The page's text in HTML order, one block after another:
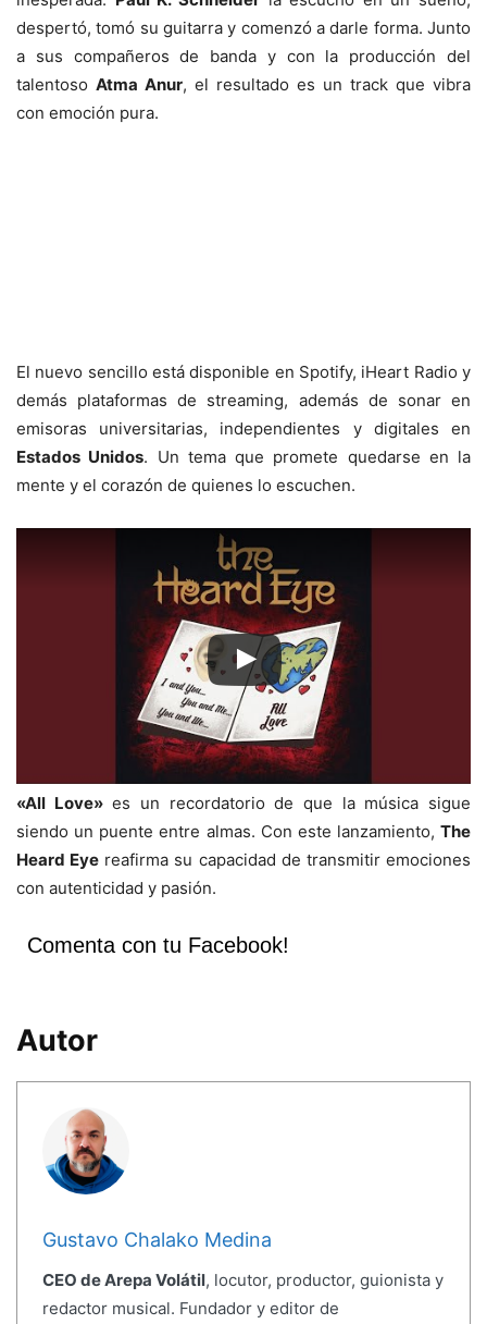
despertó, tomó su guitarra y comenzó a darle forma. Junto
a sus compañeros de banda y con la producción del
talentoso Atma Anur, el resultado es un track que vibra
con emoción pura.
El nuevo sencillo está disponible en Spotify, iHeart Radio y
demás plataformas de streaming, además de sonar en
emisoras universitarias, independientes y digitales en
Estados Unidos. Un tema que promete quedarse en la
mente y el corazón de quienes lo escuchen.
«All Love»es un recordatorio de que la música sigue
siendo un puente entre almas. Con este lanzamiento, The
Heard Eye reafirma su capacidad de transmitir emociones
con autenticidad y pasión.
Comenta con tu Facebook!
Autor
Gustavo Chalako Medina
CEO de Arepa Volátil, locutor, productor, guionista y
redactor musical. Fundador y editor de